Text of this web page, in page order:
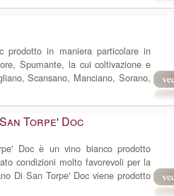
prodotto in maniera particolare in
Spumante, la cui coltivazione e
Scansano, Manciano, Sorano,
Torpe' Doc
Doc è un vino bianco prodotto
condizioni molto favorevoli per la
Di San Torpe' Doc viene prodotto